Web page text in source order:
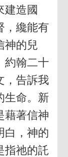
建造國
，纔能有
神的兒
約翰二十
，告訴我
生命。新
藉著信神
白，神的
指祂的託